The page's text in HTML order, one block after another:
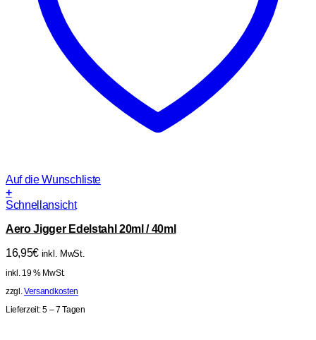
Auf die Wunschliste
+
Schnellansicht
Aero Jigger Edelstahl 20ml / 40ml
16,95€ inkl. MwSt.
inkl. 19 % MwSt.
zzgl.Versandkosten
Lieferzeit:5 – 7 Tagen